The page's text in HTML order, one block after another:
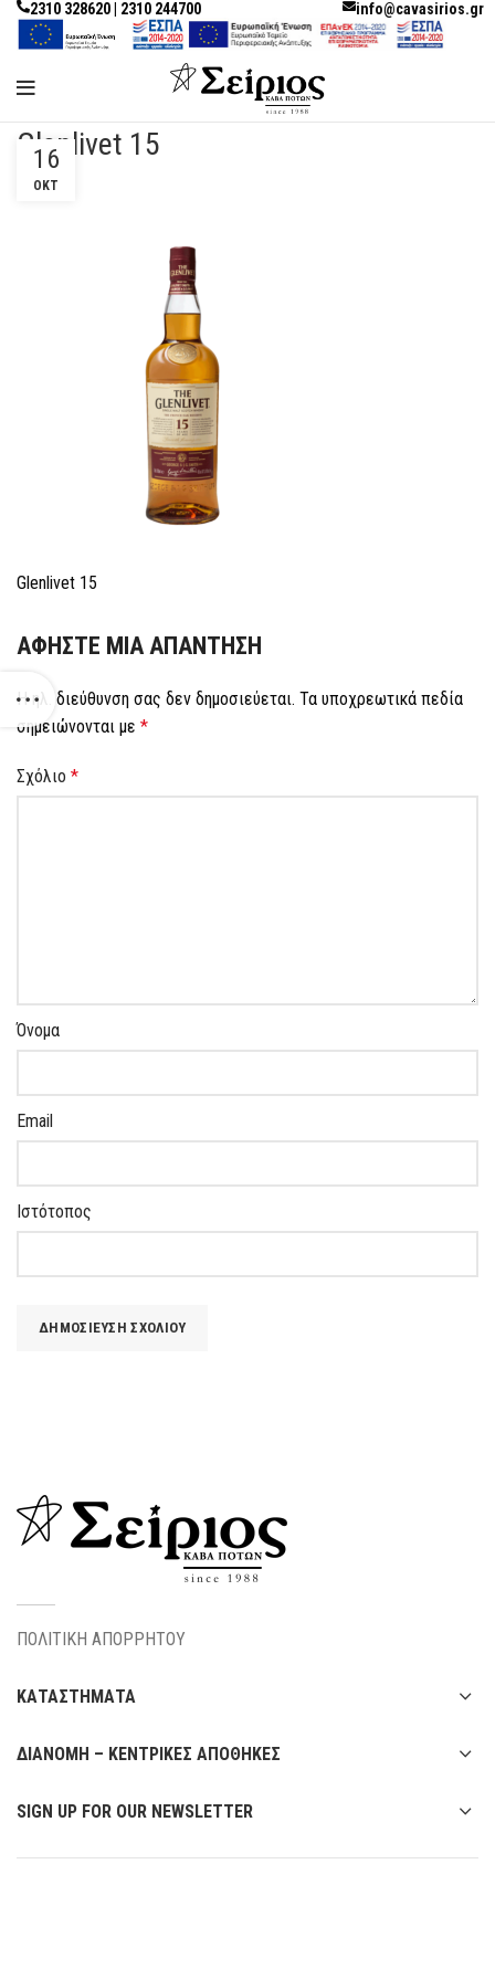
2310 328620 | 2310 244700 info@cavasirios.gr
Glenlivet 15
16
ΟΚΤ
Glenlivet 15
ΑΦΉΣΤΕ ΜΙΑ ΑΠΆΝΤΗΣΗ
Η ηλ. διεύθυνση σας δεν δημοσιεύεται. Τα υποχρεωτικά πεδία
σημειώνονται με *
Σχόλιο *
Όνομα
Email
Ιστότοπος
ΠΟΛΙΤΙΚΗ ΑΠΟΡΡΗΤΟΥ
ΚΑΤΑΣΤΗΜΑΤΑ
ΔΙΑΝΟΜΗ – ΚΕΝΤΡΙΚΕΣ ΑΠΟΘΗΚΕΣ
SIGN UP FOR OUR NEWSLETTER